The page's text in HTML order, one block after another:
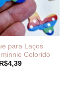
para Laços
minnie Colorido
R$4,39